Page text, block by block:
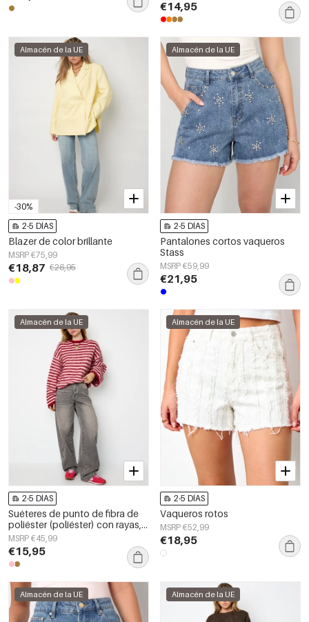
€14,95
-30%
Almacén de la UE
2-5 DÍAS
Blazer de color brillante
MSRP €75,99
€18,87 €26,95
Almacén de la UE
2-5 DÍAS
Pantalones cortos vaqueros
Stass
MSRP €59,99
€21,95
Almacén de la UE
2-5 DÍAS
Suéteres de punto de fibra de
poliéster (poliéster) con rayas,
ropa de otoño/invierno
MSRP €45,99
€15,95
Almacén de la UE
2-5 DÍAS
Vaqueros rotos
MSRP €52,99
€18,95
Almacén de la UE Almacén de la UE